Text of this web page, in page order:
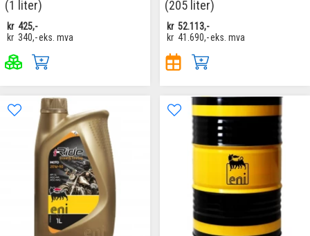
(1 liter)
kr 425,-
kr 340,-eks. mva
(205 liter)
kr 52.113,-
kr 41.690,-eks. mva